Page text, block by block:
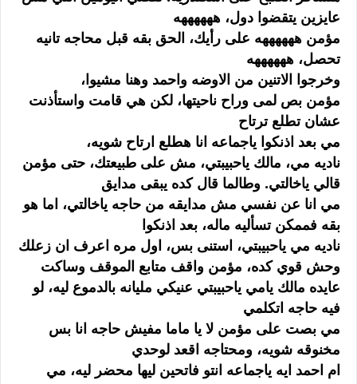
عايزين يتقضوا دول، ههههههه
مؤمن ههههههه على رأيك، الحق بقه قبل محاجه تانيه
تحصل، ههههههه
وخرجوا الاتنين من الاوضه واحمد وهنا مشيوا،
مؤمن بص لمى وراح ناحيتها، لكن هي قامت واستأذنت
عشان تطلع ترتاح
مي بعد اذنكوا ياجماعه انا هطلع ارتاح شويه،
ناديه مي، مالك ياحبيبتي، مش على طبيعتك، حتى مؤمن
قالي ياخالتي. وطالما قال كده يبقى مدايق
مي انا عن نفسي مش مدايقه من حاجه ياخالتي، اما هو
بقه فممكن تسأليه ماله، بعد اذنكوا
ناديه مي ياحبيبتي، استنى بس، اول مره اعرف ان زعلك
وحش قوي كده، مؤمن واقف متابع الموقف وساكت
عايده مالك يامي ياحبيبتي عنيكي مليانه بالدموع ليه، لو
فيه حاجه اتكلمي
مي بصت على مؤمن لا يا ماما مفيش حاجه انا بس
مخنوقه شويه، ومحتاجه اقعد لوحدي
ام احمد ايه ياجماعه انتو فاتحين ليها محضر ليه، مي